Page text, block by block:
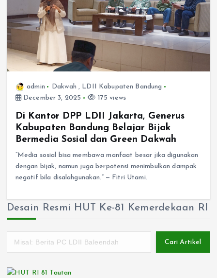
admin Dakwah , LDII Kabupaten Bandung
December 3, 2025
175 views
Di Kantor DPP LDII Jakarta, Generus
Kabupaten Bandung Belajar Bijak
Bermedia Sosial dan Green Dakwah
“Media sosial bisa membawa manfaat besar jika digunakan
dengan bijak, namun juga berpotensi menimbulkan dampak
negatif bila disalahgunakan.” — Fitri Utami.
Desain Resmi HUT Ke-81 Kemerdekaan RI
Cari Artikel